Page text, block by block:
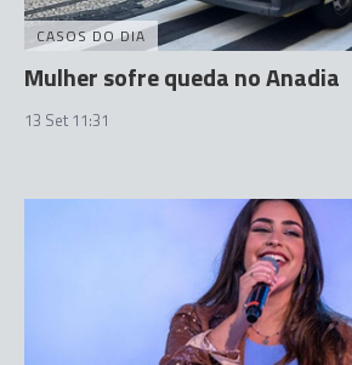
CASOS DO DIA
Mulher sofre queda no Anadia
13 Set 11:31